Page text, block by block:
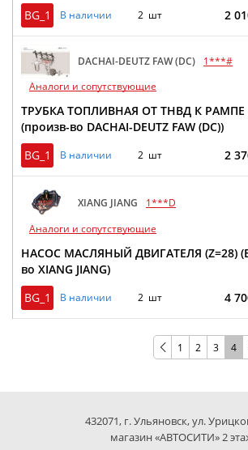
BG_1
В наличии 2 шт 2
DACHAI-DEUTZ FAW (DC)
1***#
Аналоги и сопутствующие
ТРУБКА ТОПЛИВНАЯ ОТ ТНВД К РАМПЕ
(произв-во DACHAI-DEUTZ FAW (DC))
BG_1
В наличии 2 шт 2
XIANG JIANG
1***D
Аналоги и сопутствующие
НАСОС МАСЛЯНЫЙ ДВИГАТЕЛЯ (Z=28)
во XIANG JIANG)
BG_1
В наличии 2 шт 4
1 2 3 4
432071, г. Ульяновск, ул.
магазин «АВТОСИТИ» 2